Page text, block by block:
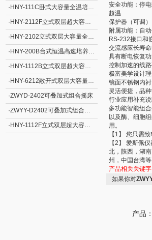
· HNY-111C卧式大容量全温培养摇床
· HNY-2112F立式双层超大容量全温摇床
· HNY-2102立式双层大容量全温培养摇床
· HNY-200B台式恒温高速培养摇床
· HNY-1112B立式双层超大容量恒温培养摇床
· HNY-6212敞开式双层大容量摇瓶机
·ZWYD-2402可叠加式组合摇床
·ZWYY-D2402可叠加式组合摇床
· HNY-1112F立式双层超大容量恒温摇床
安全功能：停
超温
保护器（可调
附属功能：自
RS-232接口和
交流感应长寿
具有断电恢复
控制加速的线
极富美学设计
镜面不锈钢内
灵活便捷，品
行业应用补充说
多功能智能组
以及酶、细胞
用。
【1】 您只需
【2】 爱斯佩
北，陕西，湖
州，中国台湾
产品相关关键字
如果你对
产品